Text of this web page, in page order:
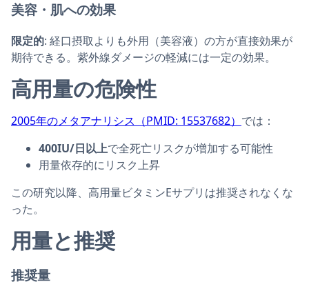
美容・肌への効果
限定的: 経口摂取よりも外用（美容液）の方が直接効果が
期待できる。紫外線ダメージの軽減には一定の効果。
高用量の危険性
2005年のメタアナリシス（PMID: 15537682） では：
400IU/日以上で全死亡リスクが増加する可能性
用量依存的にリスク上昇
この研究以降、高用量ビタミンEサプリは推奨されなくな
った。
用量と推奨
推奨量